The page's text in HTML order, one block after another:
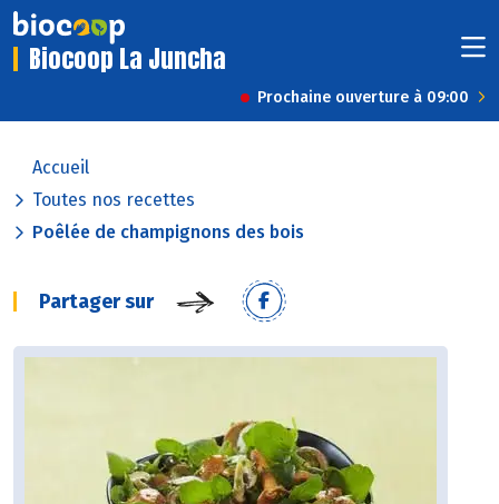
Biocoop La Juncha
Prochaine ouverture à 09:00
Accueil
Toutes nos recettes
Poêlée de champignons des bois
Partager sur